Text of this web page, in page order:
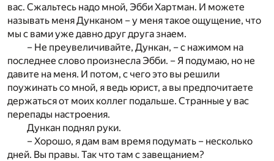
вас. Сжальтесь надо мной, Эбби Хартман. И можете
называть меня Дунканом – у меня такое ощущение, что
мы с вами уже давно друг друга знаем.
– Не преувеличивайте, Дункан, – с нажимом на
последнее слово произнесла Эбби. – Я подумаю, но не
давите на меня. И потом, с чего это вы решили
поужинать со мной, я ведь юрист, а вы предпочитаете
держаться от моих коллег подальше. Странные у вас
перепады настроения.
Дункан поднял руки.
– Хорошо, я дам вам время подумать – несколько
дней. Вы правы. Так что там с завещанием?